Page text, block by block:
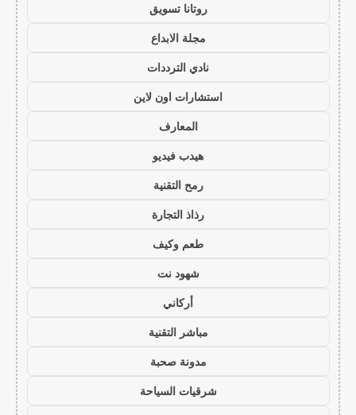
روتانا تسويق
مجلة الابداع
نادي الترددات
استشارات اون لاين
المعارف
هيدب فيديو
رمح التقنية
رذاذ التجارة
طعم وكيف
شهود نت
أركاني
مباشر التقنية
مدونة صحبة
شرقيات السياحة